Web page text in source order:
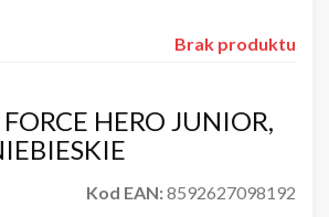
HERO JUNIOR,
Kod EAN:8592627098192
Brak produktu